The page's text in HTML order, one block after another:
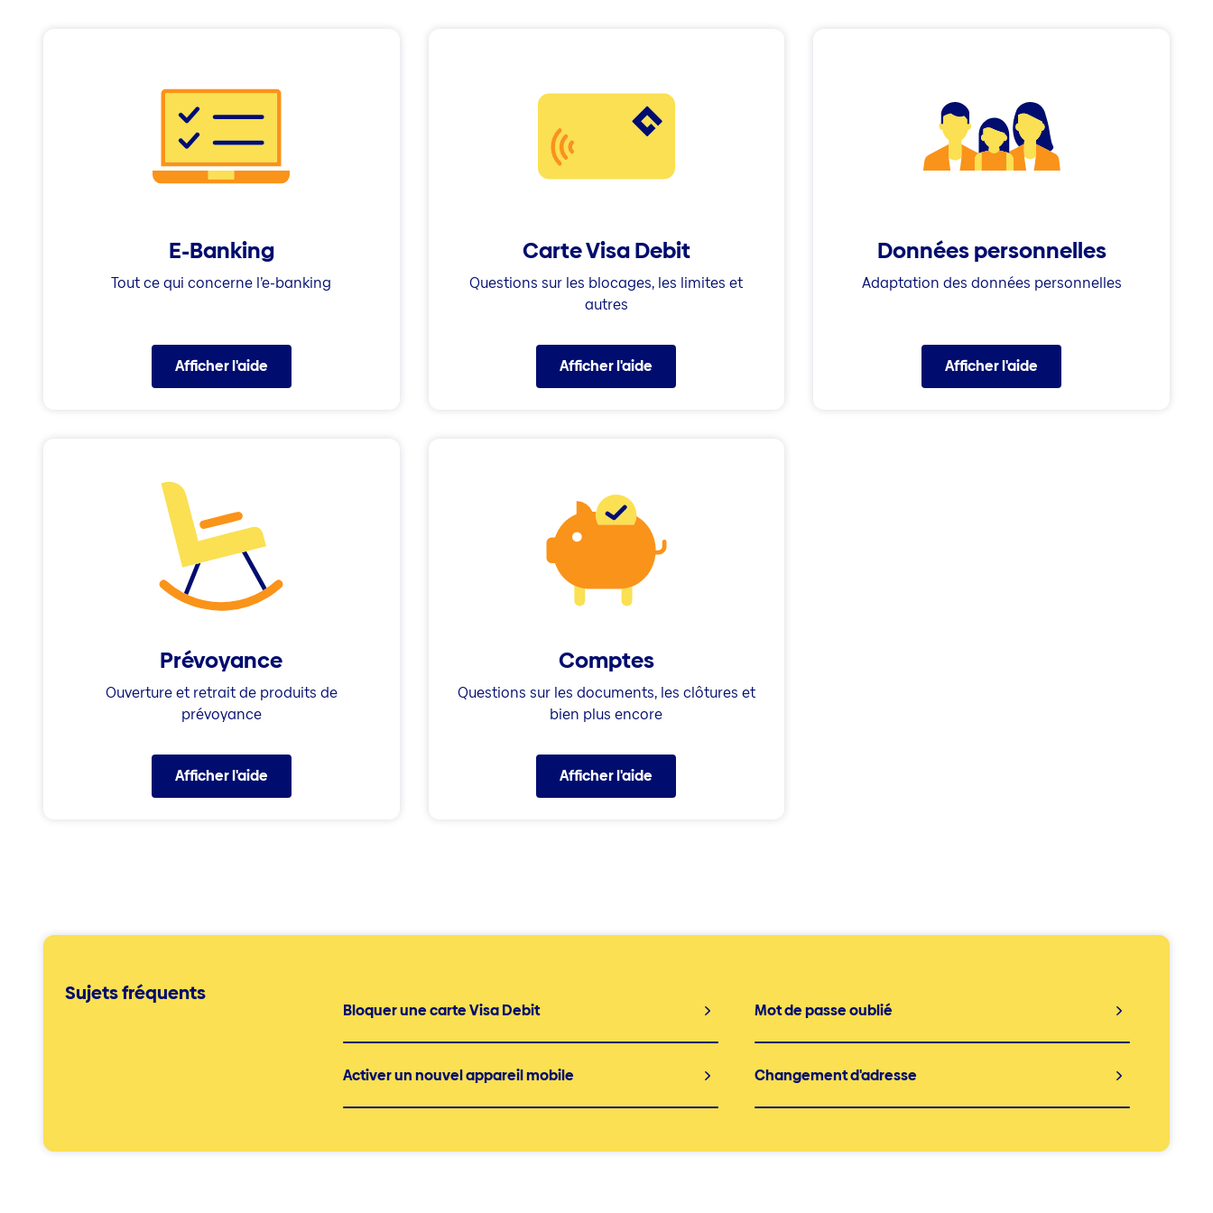
E-Banking
Tout ce qui concerne l’e-banking
Afficher l'aide
Carte Visa Debit
Questions sur les blocages, les limites et
autres
Afficher l'aide
Données personnelles
Adaptation des données personnelles
Afficher l'aide
Prévoyance
Ouverture et retrait de produits de
prévoyance
Afficher l'aide
Comptes
Questions sur les documents, les clôtures et
bien plus encore
Afficher l'aide
Sujets fréquents
Bloquer une carte Visa Debit Mot de passe oublié
Activer un nouvel appareil mobile Changement d'adresse